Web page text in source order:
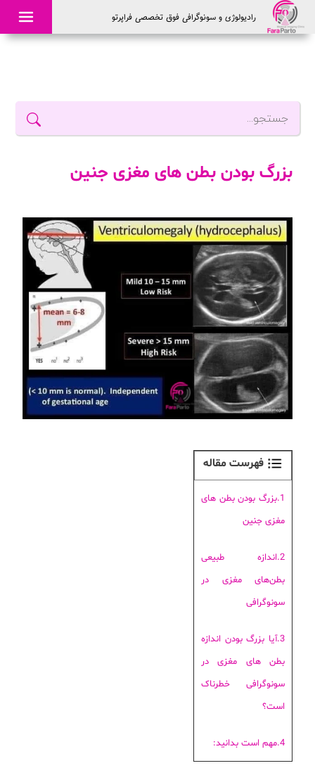
× راديولوژی و سونوگرافی فوق تخصصی فراپرتو
بزرگ بودن بطن های مغزی جنین
فهرست مقاله
1.بزرگ بودن بطن های
مغزی جنین
2.اندازه طبیعی
بطن‌های مغزی در
سونوگرافی
3.آیا بزرگ بودن اندازه
بطن های مغزی در
سونوگرافی خطرناک
است؟
4.مهم است بدانید: